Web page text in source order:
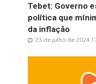
Tebet: Governo
política que
da inflação
23 de julho de 2024